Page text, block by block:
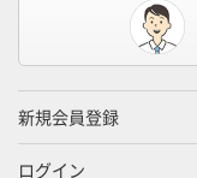
新規会員登録
ログイン